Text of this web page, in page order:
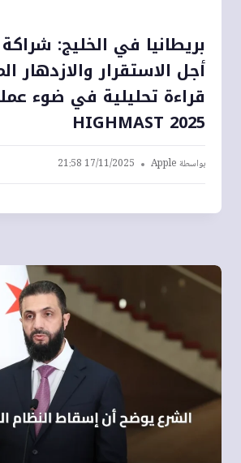
بريطانيا في الخليج:
أجل الاستقرار والازدهار
قراءة تحليلية في ضوء
HIGHMAST 2025
بواسطةApple
17/11/2025 21:58